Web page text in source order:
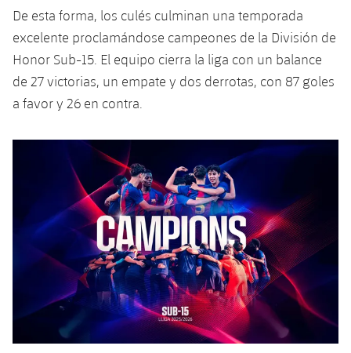
Servicios Médicos
Accesibilidad
Acreditaciones
Instalaciones
SUB8 B
Fotos
Historia
Palmarés
Fotos
Infantil B
Entradas
Resultados
Clasificaciones
Jugadors
Fotos
Palmarés
Historia
Calendario
Resultados
Clasificaciones
plusicon
más
Actualidad
Juvenil
Infantil
Alevín
Campus Verano
PLUSICON
MÁS
Actualidad
Calendario
Entradas
Resultados
Clasificaciones
Barça Atlètic
plusicon
más
Actualidad
Calendario
Resultados
Jugadores
Base
plusicon
más
Actualidad
Barça C
Junior
Campus Verano
PLUSICON
MÁS
Información general
plusicon
más
De esta forma, los culés culminan una temporada
excelente proclamándose campeones de la División de
Honor Sub-15. El equipo cierra la liga con un balance
de 27 victorias, un empate y dos derrotas, con 87 goles
a favor y 26 en contra.